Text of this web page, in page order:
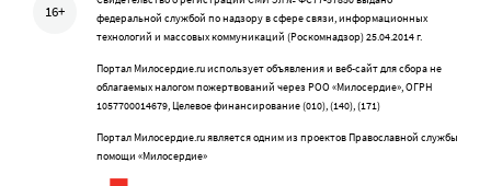
16+
федеральной службой по надзору в сфере связи, информационных
технологий и массовых коммуникаций (Роскомнадзор) 25.04.2014 г.
Портал Милосердие.ru использует объявления и веб-сайт для сбора не
облагаемых налогом пожертвований через РОО «Милосердие», ОГРН
1057700014679, Целевое финансирование (010), (140), (171)
Портал Милосердие.ru является одним из проектов Православной службы
помощи «Милосердие»